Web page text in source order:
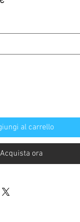
al carrello
Acquista ora